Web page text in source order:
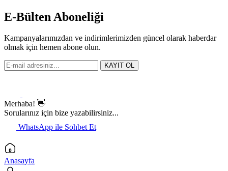
E-Bülten Aboneliği
Kampanyalarımızdan ve indirimlerimizden güncel olarak haberdar
olmak için hemen abone olun.
KAYIT OL
Merhaba! 👋
Sorularınız için bize yazabilirsiniz...
WhatsApp ile Sohbet Et
Anasayfa